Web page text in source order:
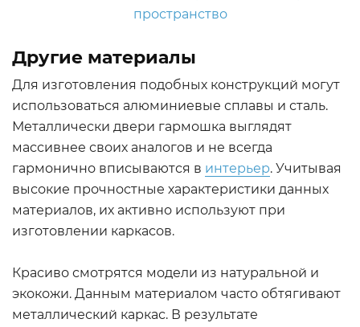
Другие материалы
Для изготовления подобных конструкций могут
использоваться алюминиевые сплавы и сталь.
Металлически двери гармошка выглядят
массивнее своих аналогов и не всегда
гармонично вписываются в интерьер. Учитывая
высокие прочностные характеристики данных
материалов, их активно используют при
изготовлении каркасов.
Красиво смотрятся модели из натуральной и
экокожи. Данным материалом часто обтягивают
металлический каркас. В результате